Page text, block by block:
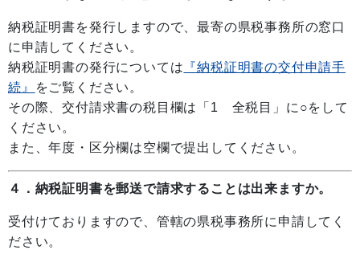
納税証明書を発行しますので、最寄の県税事務所の窓口
に申請してください。
納税証明書の発行については 『納税証明書の交付申請手
続』
をご覧ください。
その際、交付請求書の税目欄は「1 全税目」に ○をして
ください。
また、年度・区分欄は空欄で提出してください。
４．納税証明書を郵送で請求することは出来ますか。
受付けておりますので、管轄の県税事務所に申請してく
ださい。